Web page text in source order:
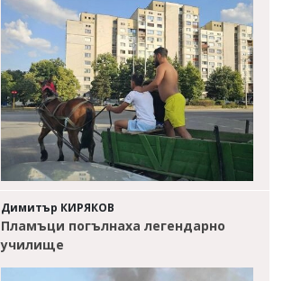
Димитър КИРЯКОВ
Пламъци погълнаха легендарно
училище